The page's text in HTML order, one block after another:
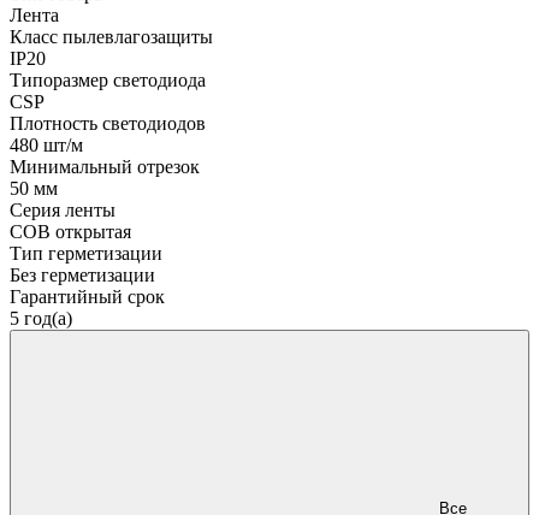
Лента
Класс пылевлагозащиты
IP20
Типоразмер светодиода
CSP
Плотность светодиодов
480 шт/м
Минимальный отрезок
50 мм
Серия ленты
COB открытая
Тип герметизации
Без герметизации
Гарантийный срок
5 год(а)